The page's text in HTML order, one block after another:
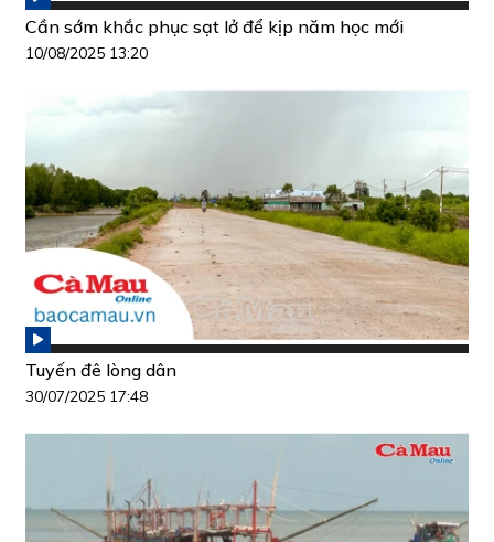
Cần sớm khắc phục sạt lở để kịp năm học mới
10/08/2025 13:20
Tuyến đê lòng dân
30/07/2025 17:48